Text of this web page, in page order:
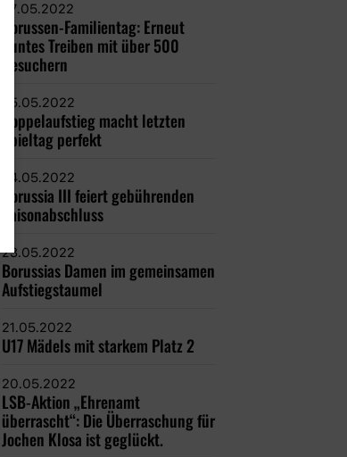
27.05.2022
Borussen-Familientag: Erneut
buntes Treiben mit über 500
Besuchern
25.05.2022
Doppelaufstieg macht letzten
Spieltag perfekt
24.05.2022
Borussia III feiert gebührenden
Saisonabschluss
23.05.2022
Borussias Damen im gemeinsamen
Aufstiegstaumel
21.05.2022
U17 Mädels mit starkem Platz 2
20.05.2022
LSB-Aktion „Ehrenamt
überrascht“: Die Überraschung für
Jochen Klosa ist geglückt.